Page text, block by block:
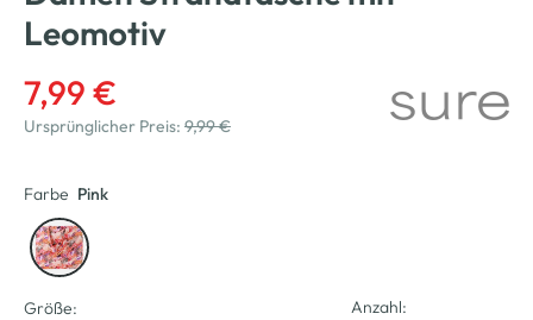
Leomotiv
7,99 €
Ursprünglicher Preis: 9,99 €
Farbe Pink
Größe: Anzahl: